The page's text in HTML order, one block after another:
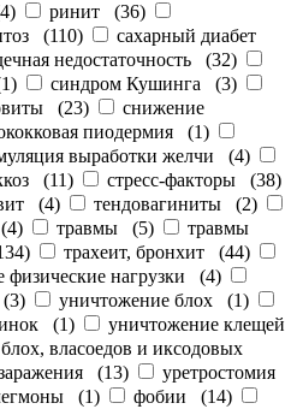
4) ринит (36)
(110)
сахарный диабет
недостаточность (32)
1) синдром Кушинга (3)
(23)
снижение
пиодермия (1)
выработки желчи (4)
(11) стресс-факторы (38)
(4) тендовагиниты (2)
4) травмы (5)
травмы
) трахеит, бронхит (44)
физические нагрузки (4)
(3) уничтожение блох (1)
(1)
уничтожение клещей
власоедов и иксодовых
(13)
уретростомия
(1) фобии (14)